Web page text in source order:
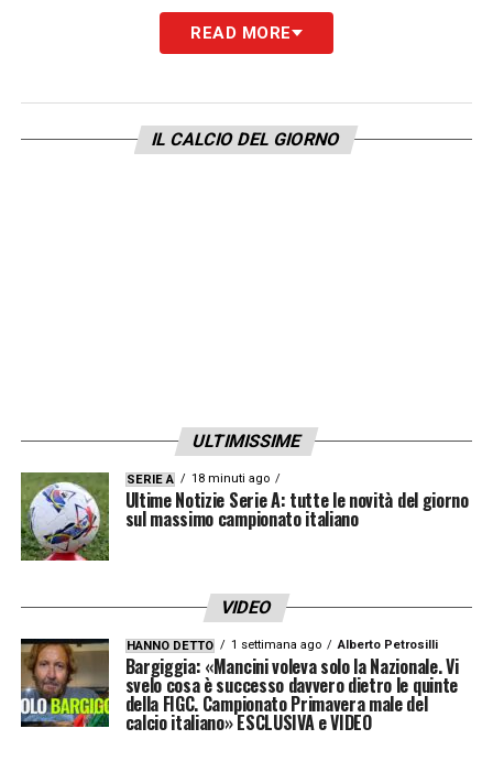
READ MORE
IL CALCIO DEL GIORNO
ULTIMISSIME
SERIE A 18 minuti ago
Ultime Notizie Serie A: tutte le novità del giorno
sul massimo campionato italiano
VIDEO
HANNO DETTO 1 settimana ago Alberto Petrosilli
Bargiggia: «Mancini voleva solo la Nazionale. Vi
svelo cosa è successo davvero dietro le quinte
della FIGC. Campionato Primavera male del
calcio italiano» ESCLUSIVA e VIDEO